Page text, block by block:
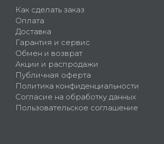
Как сделать заказ
Оплата
Доставка
Гарантия и сервис
Обмен и возврат
Акции и распродажи
Публичная оферта
Политика конфиденциальности
Согласие на обработку данных
Пользовательское соглашение